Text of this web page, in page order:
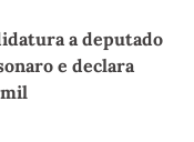
a deputado
e declara